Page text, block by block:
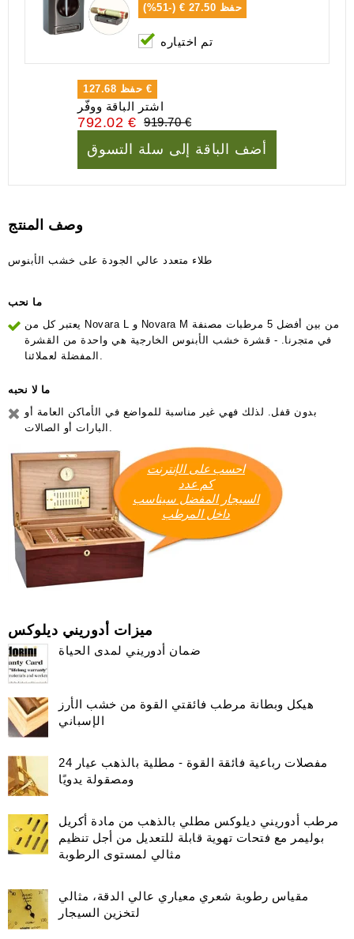
حفظ 27.50 € (-51%)
تم اختياره
حفظ 127.68 €
اشتر الباقة ووفّر
792.02 € 919.70 €
أضف الباقة إلى سلة التسوق
وصف المنتج
طلاء متعدد عالي الجودة على خشب الأبنوس
ما نحب
يعتبر كل من Novara L و Novara M من بين أفضل 5 مرطبات مصنفة
في متجرنا. - قشرة خشب الأبنوس الخارجية هي واحدة من القشرة
المفضلة لعملائنا.
ما لا نحبه
بدون قفل. لذلك فهي غير مناسبة للمواضع في الأماكن العامة أو
البارات أو الصالات.
احسب على الإنترنت
كم عدد
السيجار المفضل سيناسب
داخل المرطب
ميزات أدوريني ديلوكس
ضمان أدوريني لمدى الحياة
هيكل وبطانة مرطب فائقتي القوة من خشب الأرز
الإسباني
مفصلات رباعية فائقة القوة - مطلية بالذهب عيار 24
ومصقولة يدويًا
مرطب أدوريني ديلوكس مطلي بالذهب من مادة أكريل
بوليمر مع فتحات تهوية قابلة للتعديل من أجل تنظيم
مثالي لمستوى الرطوبة
مقياس رطوبة شعري معياري عالي الدقة، مثالي
لتخزين السيجار